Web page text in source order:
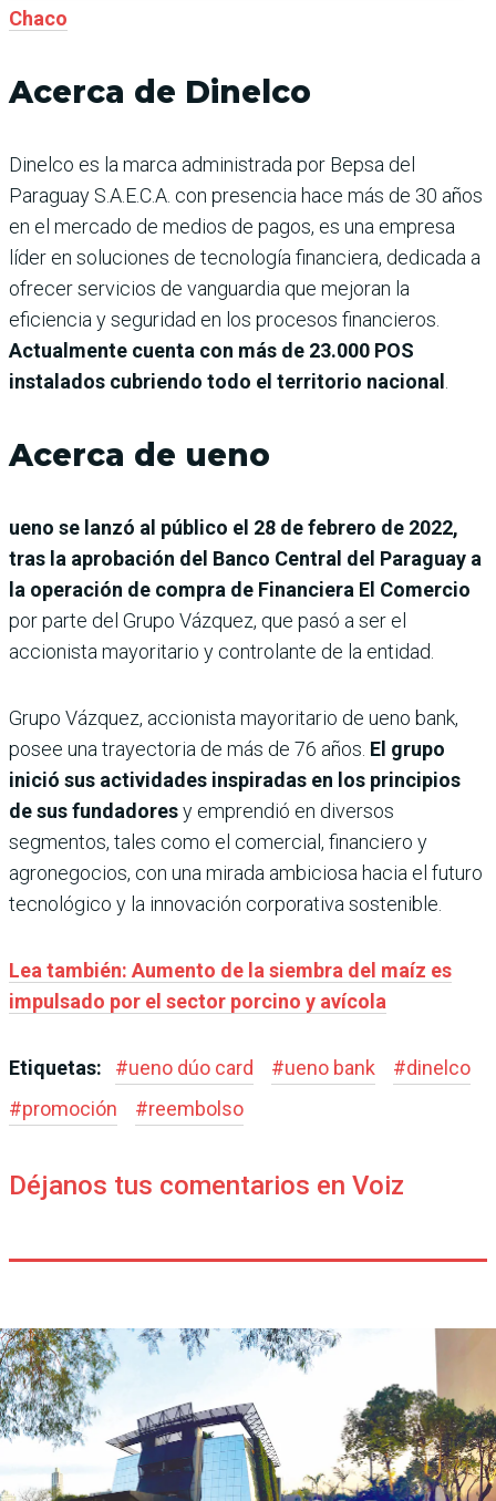
Chaco
Acerca de Dinelco
Dinelco es la marca administrada por Bepsa del
Paraguay S.A.E.C.A. con presencia hace más de 30 años
en el mercado de medios de pagos, es una empresa
líder en soluciones de tecnología financiera, dedicada a
ofrecer servicios de vanguardia que mejoran la
eficiencia y seguridad en los procesos financieros.
Actualmente cuenta con más de 23.000 POS
instalados cubriendo todo el territorio nacional
Acerca de ueno
ueno se lanzó al público el 28 de febrero de 2022,
tras la aprobación del Banco Central del Paraguay a
la operación de compra de Financiera El Comercio
por parte del Grupo Vázquez, que pasó a ser el
accionista mayoritario y controlante de la entidad.
Grupo Vázquez, accionista mayoritario de ueno bank,
posee una trayectoria de más de 76 años. El grupo
inició sus actividades inspiradas en los principios
de sus fundadoresy emprendió en diversos
segmentos, tales como el comercial, financiero y
agronegocios, con una mirada ambiciosa hacia el futuro
tecnológico y la innovación corporativa sostenible.
Lea también: Aumento de la siembra del maíz es
impulsado por el sector porcino y avícola
Etiquetas: #ueno dúo card #ueno bank #dinelco
#promoción #reembolso
Déjanos tus comentarios en Voiz